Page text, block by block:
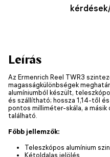
Leírás
Az Ermenrich Reel TWR3
magasságkülönbségek
alumíniumból készült,
és szállítható; hossza 1,14-től
pontos milliméter-skála, a
található.
Főbb jellemzők:
Teleszkópos alumínium
Kétoldalas jelölés